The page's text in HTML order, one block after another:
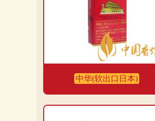
中华(软出口日本)